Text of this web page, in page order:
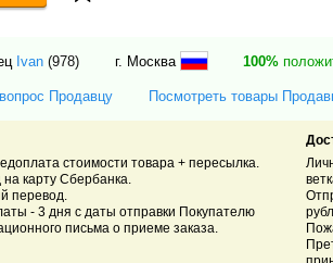
Ivan (978) г. Москва 100%
Продавцу Посмотреть товары
стоимости товара + пересылка.
на карту Сбербанка.
перевод.
- 3 дня с даты отправки Покупателю
письма о приеме заказа.